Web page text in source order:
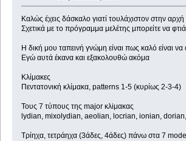
Καλώς έχεις δάσκαλο γιατί τουλάχιστον στην αρχή
Σχετικά με το πρόγραμμα μελέτης μπορείτε να
Η δική μου ταπεινή γνώμη είναι πως καλό είναι
Εγώ αυτά έκανα και εξακολουθώ ακόμα
Κλίμακες
Πεντατονική κλίμακα, patterns 1-5 (κυρίως 2-3-4)
Τους 7 τύπους της major κλiμακας
lydian, mixolydian, aeolian, locrian, ionian,
Τρίηχα, τετράηχα (3άδες, 4άδες) πάνω στα 7